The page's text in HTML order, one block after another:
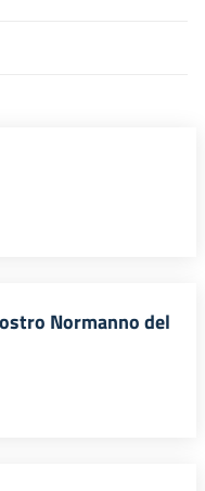
Normanno del